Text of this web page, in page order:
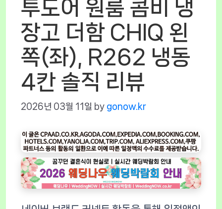
투도어 원룸 콤비 냉
장고 더함 CHIQ 왼
쪽(좌), R262 냉동
4칸 솔직 리뷰
2026년 03월 11일 by gonow.kr